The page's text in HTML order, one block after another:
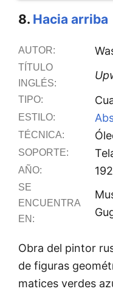
8. Hacia arriba
AUTOR:
TÍTULO
INGLÉS:
TIPO:
ESTILO:
TÉCNICA:
SOPORTE:
AÑO:
SE
ENCUENTRA
EN:
Obra del pintor
de figuras
matices verdes